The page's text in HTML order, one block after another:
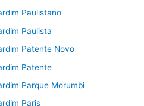
Paulistano
Paulista
Patente Novo
Patente
Parque Morumbi
Paris